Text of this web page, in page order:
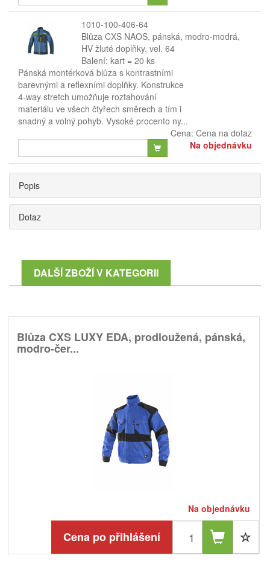
1010-100-406-64
Blůza CXS NAOS, pánská, modro-modrá,
HV žluté doplňky, vel. 64
Balení: kart = 20 ks
Pánská montérková blůza s kontrastními
barevnými a reflexními doplňky. Konstrukce
4-way stretch umožňuje roztahování
materiálu ve všech čtyřech směrech a tím i
snadný a volný pohyb. Vysoké procento ny...
Cena: Cena na dotaz
Na objednávku
Popis
Dotaz
DALŠÍ ZBOŽÍ V KATEGORII
Blůza CXS LUXY EDA, prodloužená, pánská,
modro-čer...
Na objednávku
Cena po přihlášení